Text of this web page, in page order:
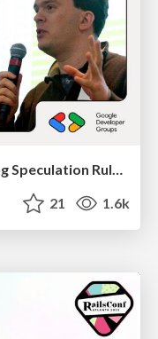
Improving Core Web Vitals using Speculation Rules API
21 1.6k